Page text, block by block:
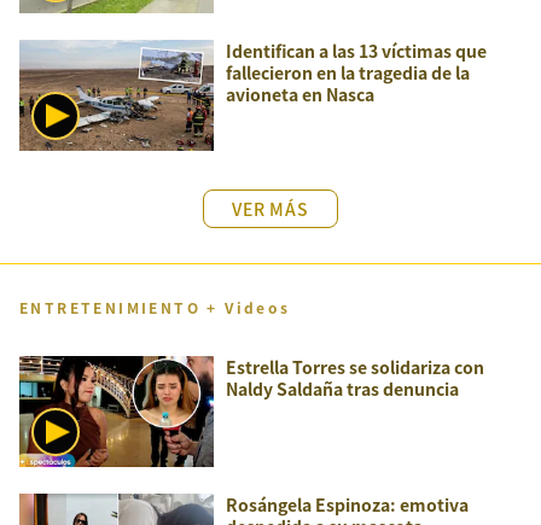
Identifican a las 13 víctimas que
fallecieron en la tragedia de la
avioneta en Nasca
VER MÁS
ENTRETENIMIENTO + Videos
Estrella Torres se solidariza con
Naldy Saldaña tras denuncia
Rosángela Espinoza: emotiva